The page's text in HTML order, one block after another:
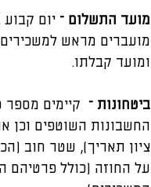
מועד התשלום – יום
מועברים מראש
ומועד קבלתו.
ביטחונות – קיימים מספר
החשבונות השוטפים וכן
ציון תאריך), שטר חוב
על החוזה (כולל פרטיהם